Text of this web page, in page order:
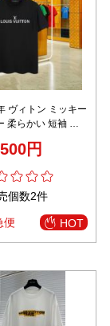
ヴィトン ミッキー
柔らかい 短袖 純
円
個数2件
便 HOT